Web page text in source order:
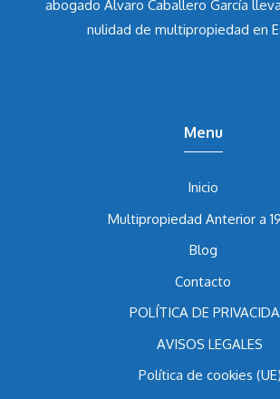
Asesores y consultores asociados
abogado Álvaro Caballero Garcíalleva
Inicio
Multipropiedad Anterior a
Blog
Contacto
POLÍTICA DE
AVISOS LEGALES